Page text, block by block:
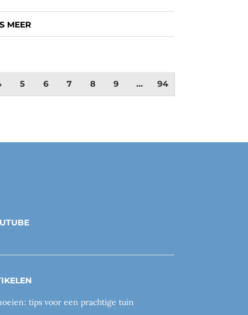
MEER
5 6 7 8 9 … 94
tips voor een prachtige tuin